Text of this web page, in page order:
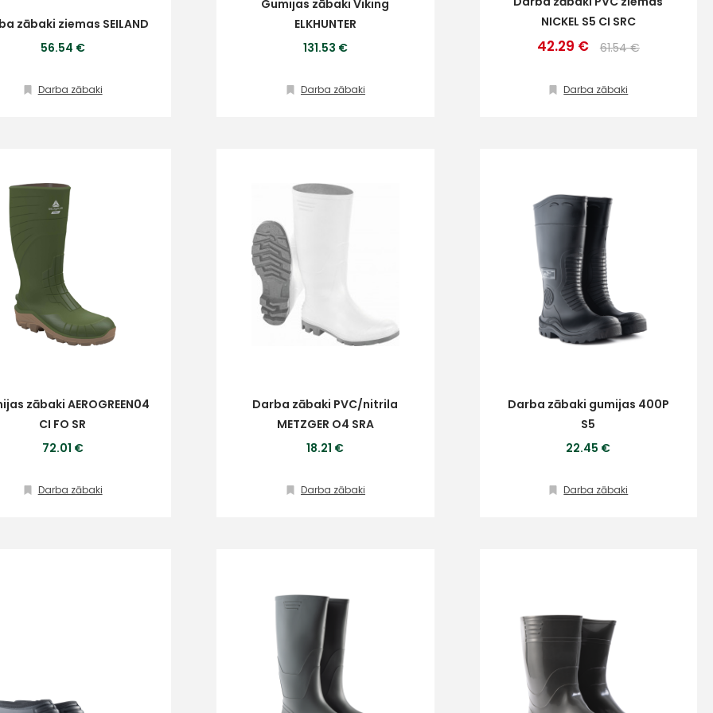
zābaki ziemas SEILAND
56.54 €
Darba zābaki
Gumijas zābaki Viking
ELKHUNTER
131.53 €
Darba zābaki
NICKEL S5 CI SRC
42.29 € 61.54 €
Darba zābaki
zābaki AEROGREEN04
CI FO SR
72.01 €
Darba zābaki
Darba zābaki PVC/nitrila
METZGER O4 SRA
18.21 €
Darba zābaki
Darba zābaki gumijas 400P
S5
22.45 €
Darba zābaki
lietošanas noteikumiem
Piekrītu saņemt jaunumus un īpašos piedāvājumus e-
Sūtīt ziņojumu
Darbdienās:
8:00 – 17:00
(+371) 63 881